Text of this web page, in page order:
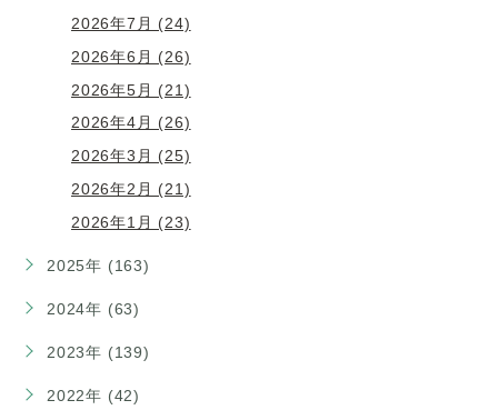
2026年7月 (24)
2026年6月 (26)
2026年5月 (21)
2026年4月 (26)
2026年3月 (25)
2026年2月 (21)
2026年1月 (23)
2025年 (163)
2024年 (63)
2023年 (139)
2022年 (42)